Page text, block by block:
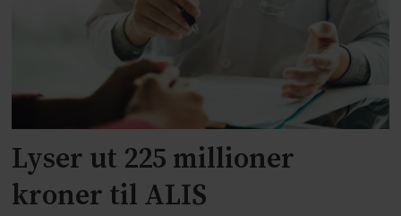
Lyser ut 225 millioner
kroner til ALIS